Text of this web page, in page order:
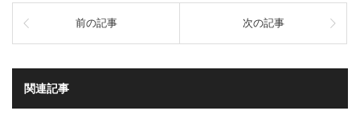
前の記事 次の記事
関連記事